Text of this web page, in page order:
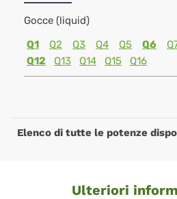
Gocce (liquid)
Q1
Q2 Q3 Q4 Q5 Q6
Q12
Q13 Q14 Q15 Q16
Elenco di tutte le potenze
Ulteriori